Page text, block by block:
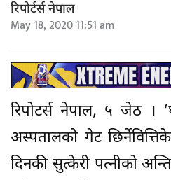
रिपोर्टर्स नेपाल
May 18, 2020 11:51 am
रिपोटर्स नेपाल, ५ जेठ ।
अस्पतालको गेट
दिनकी सुत्केरी पत्नीको